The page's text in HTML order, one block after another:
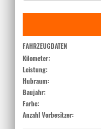
FAHRZEUGDATEN
Kilometer:
Leistung:
Hubraum:
Baujahr:
Farbe:
Anzahl Vorbesitzer: